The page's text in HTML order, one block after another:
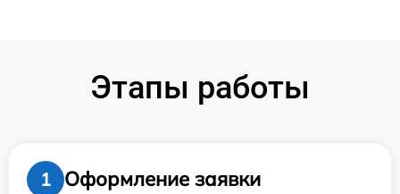
Этапы работы
1
Оформление заявки